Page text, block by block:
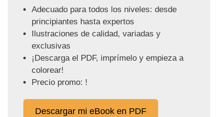
Adecuado para todos los niveles: desde
principiantes hasta expertos
Ilustraciones de calidad, variadas y
exclusivas
¡Descarga el PDF, imprímelo y empieza a
colorear!
Precio promo: !
Descargar mi eBook en PDF